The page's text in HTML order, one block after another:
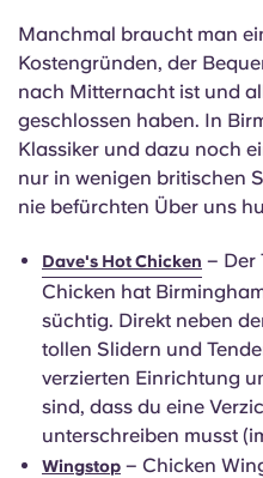
Manchmal braucht man
Kostengründen, der
nach Mitternacht ist und
geschlossen haben. In
Klassiker und dazu noch
nur in wenigen britischen
nie befürchten Über uns
Dave's Hot Chicken – Der
Chicken hat
süchtig. Direkt neben
tollen Slidern und
verzierten Einrichtung
sind, dass du eine
unterschreiben musst
Wingstop – Chicken